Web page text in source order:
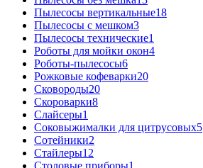
Пылесосы вертикальные18
Пылесосы с мешком3
Пылесосы технические1
Роботы для мойки окон4
Роботы-пылесосы6
Рожковые кофеварки20
Сковороды20
Скороварки8
Слайсеры1
Соковыжималки для цитрусовых5
Сотейники2
Стайлеры12